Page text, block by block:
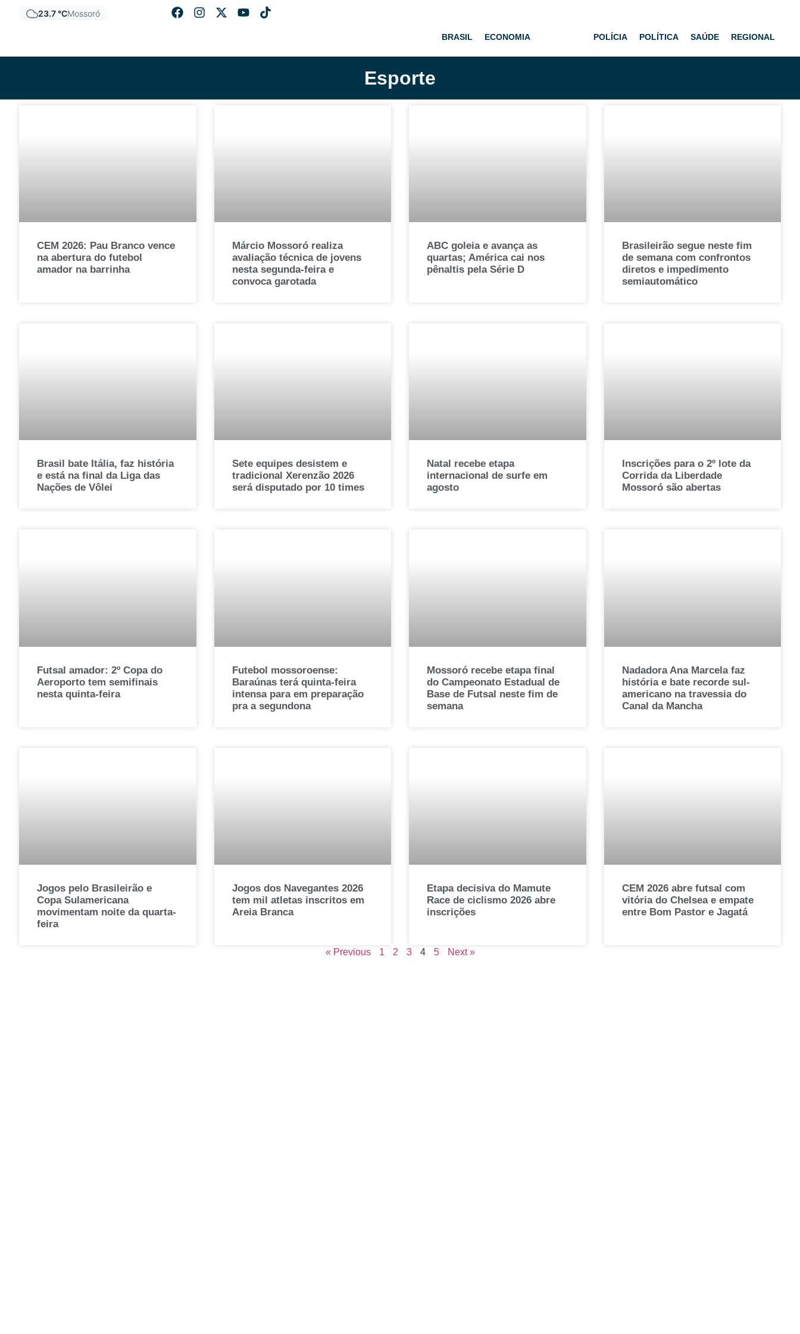
23.7 °CMossoró
BRASIL ECONOMIA POLÍCIA POLÍTICA SAÚDE REGIONAL
Esporte
CEM 2026: Pau Branco vence
na abertura do futebol
amador na barrinha
Márcio Mossoró realiza
avaliação técnica de jovens
nesta segunda-feira e
convoca garotada
ABC goleia e avança as
quartas; América cai nos
pênaltis pela Série D
Brasileirão segue neste fim
de semana com confrontos
diretos e impedimento
semiautomático
Brasil bate Itália, faz história
e está na final da Liga das
Nações de Vôlei
Sete equipes desistem e
tradicional Xerenzão 2026
será disputado por 10 times
Natal recebe etapa
internacional de surfe em
agosto
Inscrições para o 2º lote da
Corrida da Liberdade
Mossoró são abertas
Futsal amador: 2º Copa do
Aeroporto tem semifinais
nesta quinta-feira
Futebol mossoroense:
Baraúnas terá quinta-feira
intensa para em preparação
pra a segundona
Mossoró recebe etapa final
do Campeonato Estadual de
Base de Futsal neste fim de
semana
Nadadora Ana Marcela faz
história e bate recorde sul-
americano na travessia do
Canal da Mancha
Jogos pelo Brasileirão e
Copa Sulamericana
movimentam noite da quarta-
feira
Jogos dos Navegantes 2026
tem mil atletas inscritos em
Areia Branca
Etapa decisiva do Mamute
Race de ciclismo 2026 abre
inscrições
CEM 2026 abre futsal com
vitória do Chelsea e empate
entre Bom Pastor e Jagatá
« Previous 1 2 3 4 5 Next »